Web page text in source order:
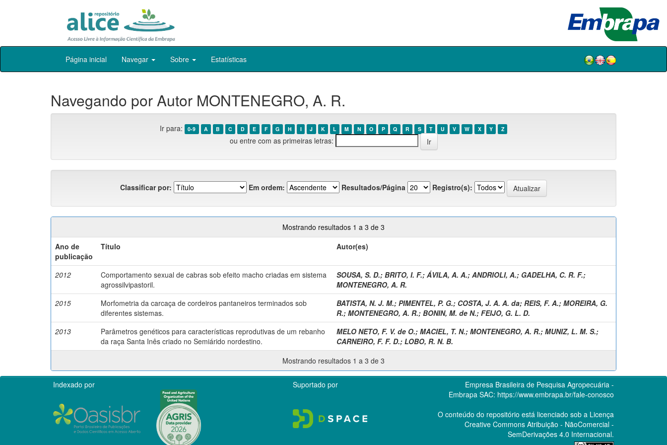
Skip
Página inicial Navegar Sobre Estatísticas
Navegando por Autor MONTENEGRO, A. R.
Ir para: 0-9 A B C D E F G H I J K L M N O P Q R S T U V W X Y Z
ou entre com as primeiras letras:
Classificar por: Em ordem: Resultados/Página Registro(s):
Mostrando resultados 1 a 3 de 3
Ano de
publicação
Título Autor(es)
2012
Comportamento sexual de cabras sob efeito macho criadas em sistema
agrossilvipastoril.
SOUSA, S. D.; BRITO, I. F.; ÁVILA, A. A.; ANDRIOLI, A.; GADELHA, C. R. F.;
MONTENEGRO, A. R.
2015
Morfometria da carcaça de cordeiros pantaneiros terminados sob
diferentes sistemas.
BATISTA, N. J. M.; PIMENTEL, P. G.; COSTA, J. A. A. da; REIS, F. A.; MOREIRA, G.
R.; MONTENEGRO, A. R.; BONIN, M. de N.; FEIJO, G. L. D.
2013
Parâmetros genéticos para características reprodutivas de um rebanho
da raça Santa Inês criado no Semiárido nordestino.
MELO NETO, F. V. de O.; MACIEL, T. N.; MONTENEGRO, A. R.; MUNIZ, L. M. S.;
CARNEIRO, F. F. D.; LOBO, R. N. B.
Mostrando resultados 1 a 3 de 3
Indexado por Suportado por
Empresa Brasileira de Pesquisa Agropecuária -
Embrapa SAC: https://www.embrapa.br/fale-conosco
O conteúdo do repositório está licenciado sob a Licença
Creative CommonsAtribuição - NãoComercial -
SemDerivações 4.0 Internacional.